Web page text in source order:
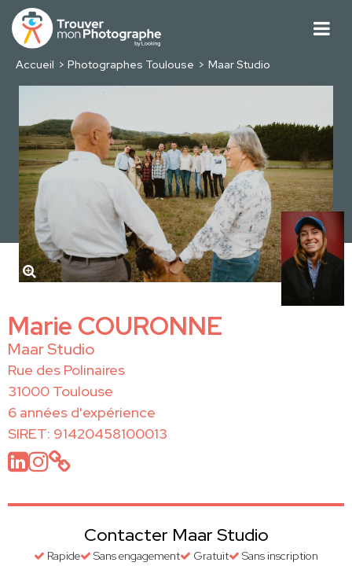
Accueil Photographes Toulouse Maar Studio
Marie COURONNE
Maar Studio
Rue des Polinaires
31000 Toulouse
6 années d'expérience
SIRET: 91420458100013
Contacter Maar Studio
Rapide Sans engagement Gratuit Sans inscription